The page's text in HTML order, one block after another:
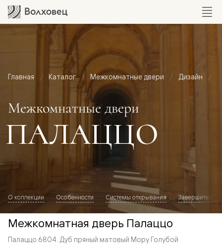
Главная Каталог Межкомнатные двери Дизайн
Межкомнатные двери
ПАЛАЦЦО
О коллекции Особенности Системы открывания Завершите
Межкомнатная дверь Палаццо
Палаццо 6804. Дуб пряный матовый Мору Голубой